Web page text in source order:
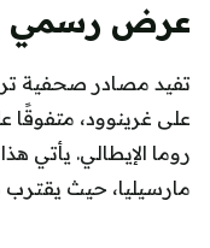
عرض رسمي
تفيد مصادر صحفية
على غرينوود، متفوقًا
روما الإيطالي. يأتي
مارسيليا، حيث يقترب من مستوى 50